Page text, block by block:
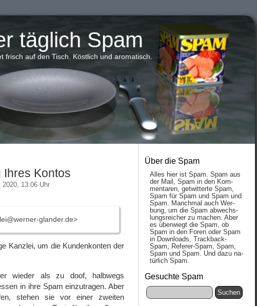
täglich Spam
frisch auf den Tisch. Köstlich und aromatisch.
Ihres Kontos
2020, 13:06 Uhr
glander.de>
Kanzlei, um die Kundenkonten der
wieder als zu doof, halbwegs
in ihre Spam einzutragen. Aber
stehen sie vor einer zweiten
Über die Spam
Alles hier ist Spam. Spam aus
der Mail, Spam in den Kom­
men­taren, ge­twit­ter­te Spam,
Spam für Spam und Spam und
Spam. Manch­mal auch Wer­
bung, um die Spam ab­wechs­
lungs­reich­er zu mach­en. Aber
es über­wiegt die Spam, ob
Spam in den Fo­ren oder Spam
in Down­loads, Track­back-
Spam, Re­fe­rer-Spam, Spam,
Spam und Spam. Und da­zu na­
tür­lich Spam.
Gesuchte Spam